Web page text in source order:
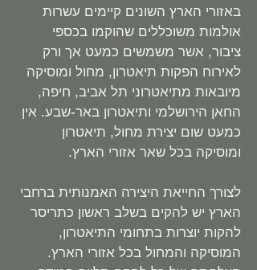
באזורי הארץ השונים קיימים עשרות
אולמות משוכללים שהוקמו בכספי
ציבור, אשר משמשים כמעט אך ורק
לאירוח הפקות תיאטרון, מחול ומוסיקה
מיובאות מתיאטרוני תל אביב, חיפה,
החאן הירושלמי ותיאטרון באר-שבע. אין
כמעט שום יצירת מחול, תיאטרון
ומוסיקה בכל שאר אזורי הארץ.
לצורך החייאת היצירה האמנותית ברחבי
הארץ יש להקים בשלב ראשון כתריסר
להקות יוצרות בתחומי התיאטרון,
המוסיקה והמחול בכל אזורי הארץ.